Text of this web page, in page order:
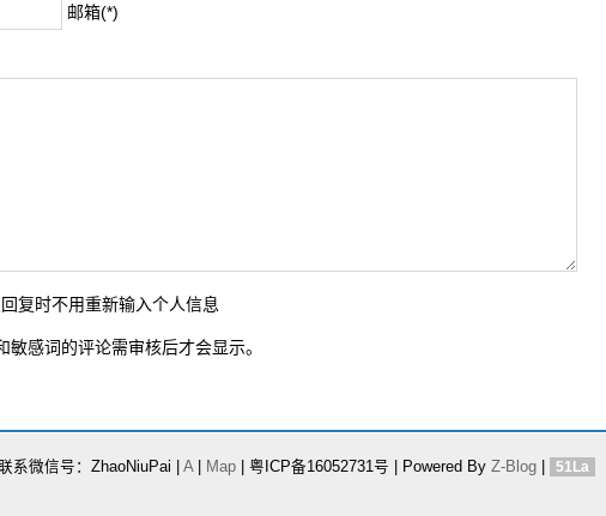
邮箱(*)
复时不用重新输入个人信息
感词的评论需审核后才会显示。
系微信号：ZhaoNiuPai | A| Map | 粤ICP备16052731号 | Powered By Z-Blog
51La